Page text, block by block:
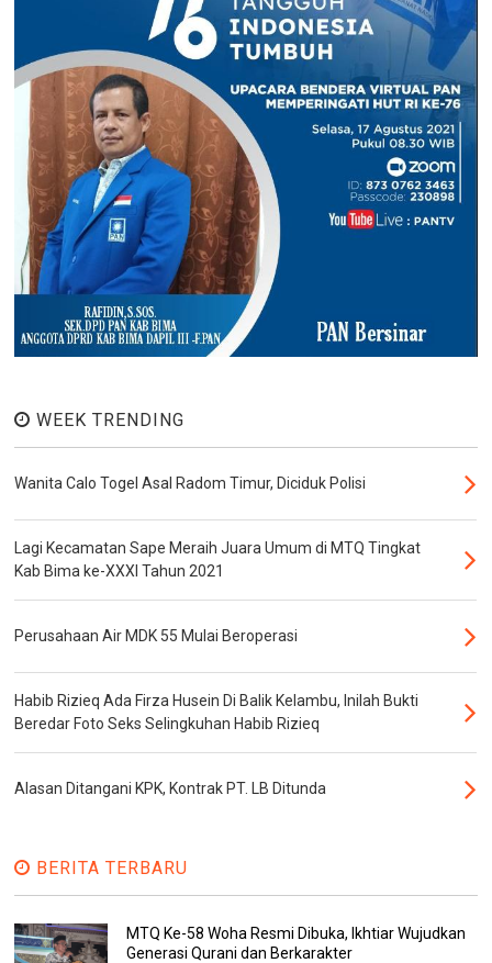
WEEK TRENDING
Wanita Calo Togel Asal Radom Timur, Diciduk Polisi
Lagi Kecamatan Sape Meraih Juara Umum di MTQ Tingkat
Kab Bima ke-XXXI Tahun 2021
Perusahaan Air MDK 55 Mulai Beroperasi
Habib Rizieq Ada Firza Husein Di Balik Kelambu, Inilah Bukti
Beredar Foto Seks Selingkuhan Habib Rizieq
Alasan Ditangani KPK, Kontrak PT. LB Ditunda
BERITA TERBARU
MTQ Ke-58 Woha Resmi Dibuka, Ikhtiar Wujudkan
Generasi Qurani dan Berkarakter